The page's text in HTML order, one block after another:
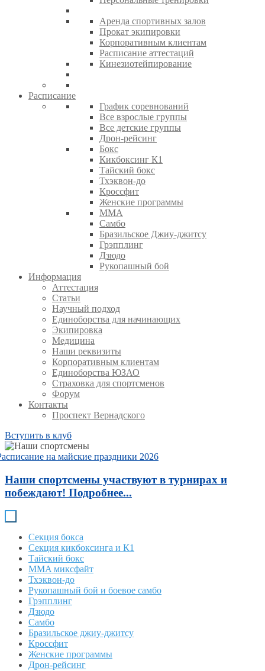
Аренда спортивных залов
Прокат экипировки
Корпоративным клиентам
Расписание аттестаций
Кинезиотейпирование
Расписание
График соревнований
Все взрослые группы
Все детские группы
Дрон-рейсинг
Бокс
Кикбоксинг К1
Тайский бокс
Тхэквон-до
Кроссфит
Женские программы
ММА
Самбо
Бразильское Джиу-джитсу
Грэпплинг
Дзюдо
Рукопашный бой
Информация
Аттестация
Статьи
Научный подход
Единоборства для начинающих
Экипировка
Медицина
Наши реквизиты
Корпоративным клиентам
Единоборства ЮЗАО
Страховка для спортсменов
Форум
Контакты
Проспект Вернадского
Вступить в клуб
на майские праздники 2026
Наши спортсмены участвуют в турнирах и
побеждают! Подробнее...
Секция бокса
Секция кикбоксинга и К1
Тайский бокс
MMA миксфайт
Тхэквон-до
Рукопашный бой и боевое самбо
Грэпплинг
Дзюдо
Самбо
Бразильское джиу-джитсу
Кроссфит
Женские программы
Дрон-рейсинг